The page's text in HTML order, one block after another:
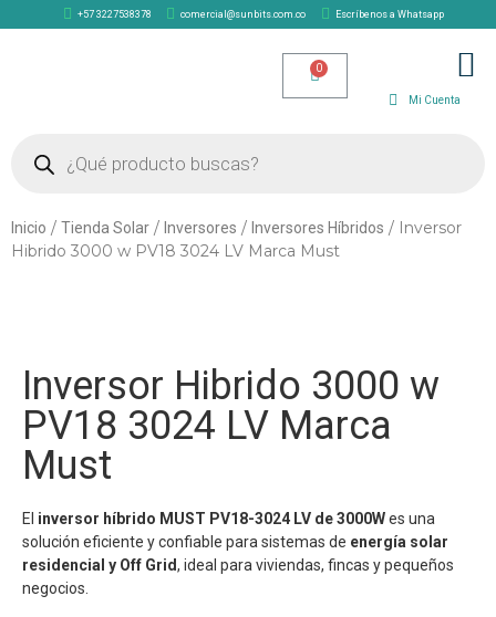
+57 3227538378 comercial@sunbits.com.co Escríbenos a Whatsapp
Mi Cuenta
Inicio / Tienda Solar / Inversores / Inversores Híbridos / Inversor
Hibrido 3000 w PV18 3024 LV Marca Must
Inversor Hibrido 3000 w
PV18 3024 LV Marca
Must
El inversor híbrido MUST PV18-3024 LV de 3000Wes una
solución eficiente y confiable para sistemas de energía solar
residencial y Off Grid, ideal para viviendas, fincas y pequeños
negocios.